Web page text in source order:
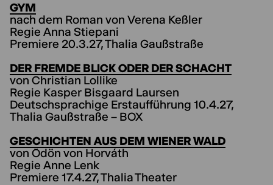
GYM
nach dem Roman von Verena Keßler
Regie Anna Stiepani
Premiere 20.3.27, Thalia Gaußstraße
DER FREMDE BLICK ODER DER SCHACHT
von Christian Lollike
Regie Kasper Bisgaard Laursen
Deutschsprachige Erstaufführung 10.4.27,
Thalia Gaußstraße – BOX
GESCHICHTEN AUS DEM WIENER WALD
von Ödön von Horváth
Regie Anne Lenk
Premiere 17.4.27, Thalia Theater